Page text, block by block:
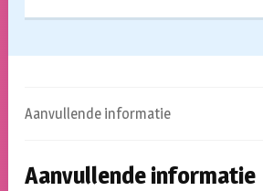
Aanvullende informatie
Aanvullende informatie